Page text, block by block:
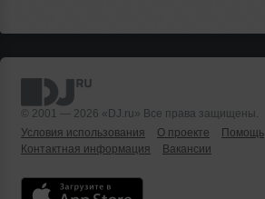
© 2001 — 2026 «DJ.ru» Все права защищены.
Условия использования
О проекте Помощь
Контактная информация
Вакансии